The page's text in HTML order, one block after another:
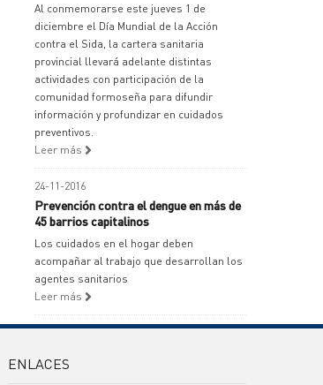
Al conmemorarse este jueves 1 de
diciembre el Día Mundial de la Acción
contra el Sida, la cartera sanitaria
provincial llevará adelante distintas
actividades con participación de la
comunidad formoseña para difundir
información y profundizar en cuidados
preventivos.
Leer más
24-11-2016
Prevención contra el dengue en más de
45 barrios capitalinos
Los cuidados en el hogar deben
acompañar al trabajo que desarrollan los
agentes sanitarios
Leer más
ENLACES